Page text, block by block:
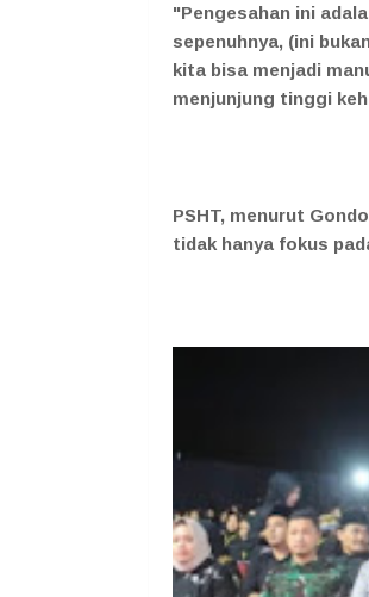
"Pengesahan ini
sepenuhnya, (ini
kita bisa menjadi
menjunjung tinggi
PSHT, menurut
tidak hanya fokus